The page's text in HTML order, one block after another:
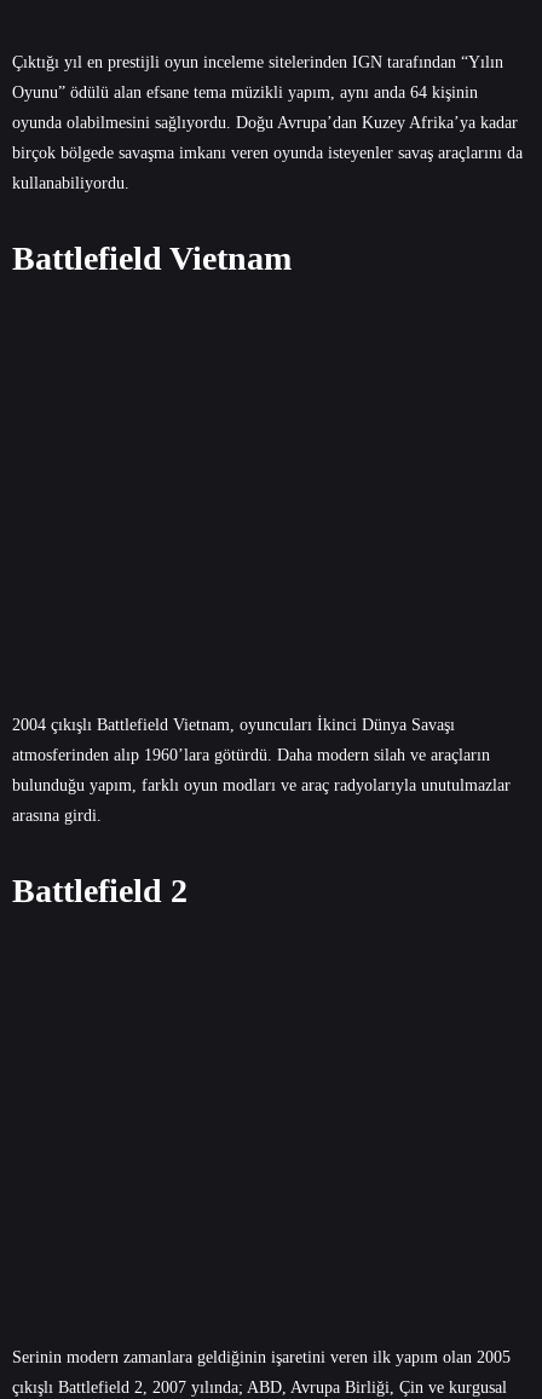
Çıktığı yıl en prestijli oyun inceleme sitelerinden IGN tarafından “Yılın
Oyunu” ödülü alan efsane tema müzikli yapım, aynı anda 64 kişinin
oyunda olabilmesini sağlıyordu. Doğu Avrupa’dan Kuzey Afrika’ya kadar
birçok bölgede savaşma imkanı veren oyunda isteyenler savaş araçlarını da
kullanabiliyordu.
Battlefield Vietnam
2004 çıkışlı Battlefield Vietnam, oyuncuları İkinci Dünya Savaşı
atmosferinden alıp 1960’lara götürdü. Daha modern silah ve araçların
bulunduğu yapım, farklı oyun modları ve araç radyolarıyla unutulmazlar
arasına girdi.
Battlefield 2
Serinin modern zamanlara geldiğinin işaretini veren ilk yapım olan 2005
çıkışlı Battlefield 2, 2007 yılında; ABD, Avrupa Birliği, Çin ve kurgusal